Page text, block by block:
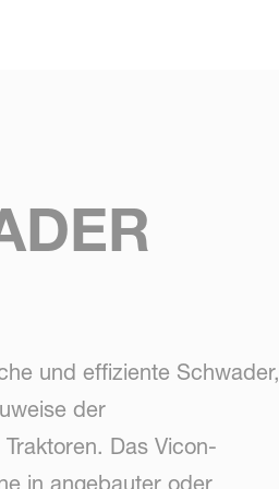
und effiziente Schwader,
der
Das Vicon-
in angebauter oder